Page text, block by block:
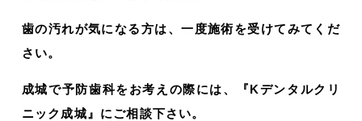
歯の汚れが気になる方は、一度施術を受けてみてくだ
さい。
成城で予防歯科をお考えの際には、『Kデンタルクリ
ニック成城』にご相談下さい。